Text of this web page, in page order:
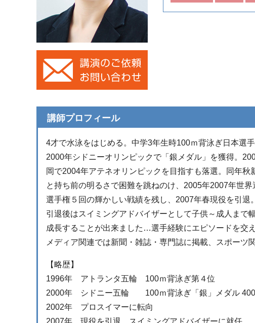
講師プロフィール
4才で水泳をはじめる。中学3年生時100ｍ背泳ぎ日本選
2000年シドニーオリンピックで「銀メダル」を獲得。
岡で2004年アテネオリンピックを目指すも落選。同年
と持ち前の明るさで困難を跳ねのけ、2005年2007年世
選手権５回の輝かしい戦績を残し、2007年春現役を引退。
引退後はスイミングアドバイザーとして子供～成人まで
成長することが出来ました…選手経験にエピソードを交
メディア関連では新聞・雑誌・専門誌に掲載、スポーツ
【略歴】
1996年 アトランタ五輪 100ｍ背泳ぎ第４位
2000年 シドニー五輪 100ｍ背泳ぎ「銀」メダル 400
2002年 プロスイマーに転向